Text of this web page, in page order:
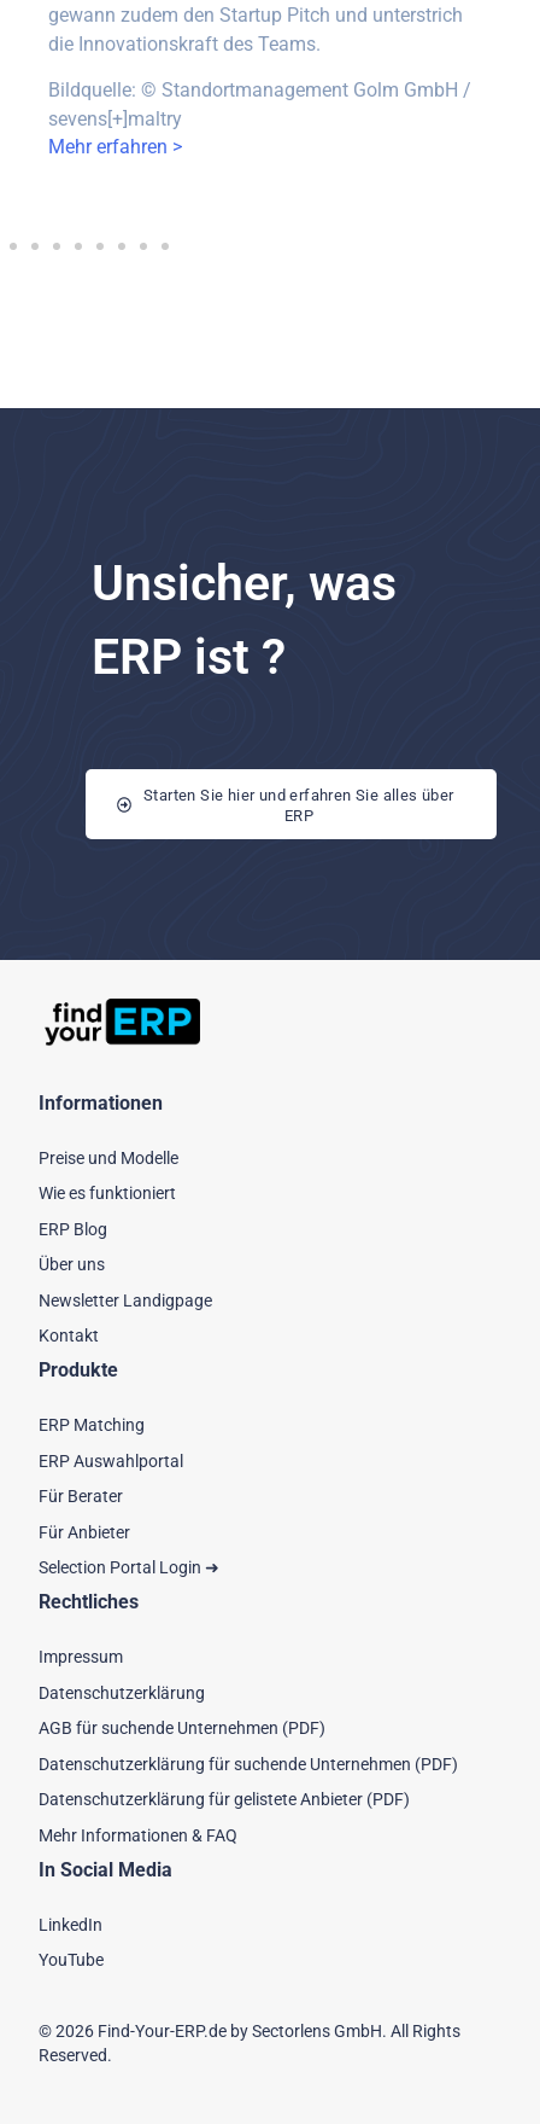
gewann zudem den Startup Pitch und unterstrich
die Innovationskraft des Teams.
Bildquelle: © Standortmanagement Golm GmbH /
sevens[+]maltry
Mehr erfahren >
Unsicher, was
ERP ist ?
Starten Sie hier und erfahren Sie alles über
ERP
Informationen
Preise und Modelle
Wie es funktioniert
ERP Blog
Über uns
Newsletter Landigpage
Kontakt
Produkte
ERP Matching
ERP Auswahlportal
Für Berater
Für Anbieter
Selection Portal Login ➜
Rechtliches
Impressum
Datenschutzerklärung
AGB für suchende Unternehmen (PDF)
Datenschutzerklärung für suchende Unternehmen (PDF)
Datenschutzerklärung für gelistete Anbieter (PDF)
Mehr Informationen & FAQ
In Social Media
LinkedIn
YouTube
© 2026 Find-Your-ERP.de by Sectorlens GmbH. All Rights
Reserved.